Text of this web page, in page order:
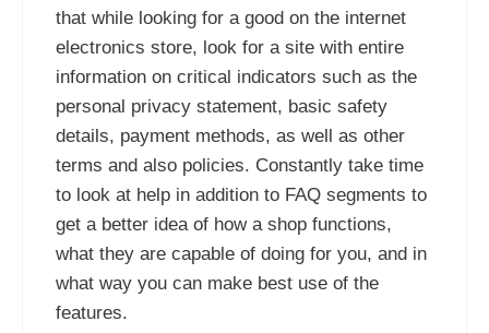
that while looking for a good on the internet
electronics store, look for a site with entire
information on critical indicators such as the
personal privacy statement, basic safety
details, payment methods, as well as other
terms and also policies. Constantly take time
to look at help in addition to FAQ segments to
get a better idea of how a shop functions,
what they are capable of doing for you, and in
what way you can make best use of the
features.